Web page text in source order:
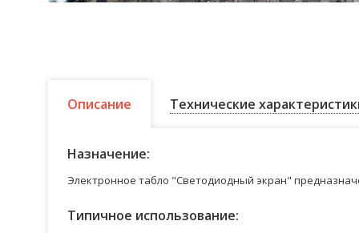
Описание Технические
Назначение:
Электронное табло "Светодиодный экран"
Типичное использование: